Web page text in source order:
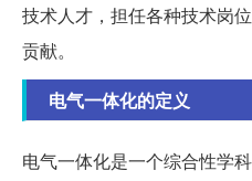
技术人才，担任各种技术岗
贡献。
电气一体化的定义
电气一体化是一个综合性学